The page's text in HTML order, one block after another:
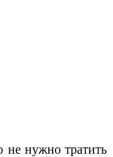
не нужно тратить